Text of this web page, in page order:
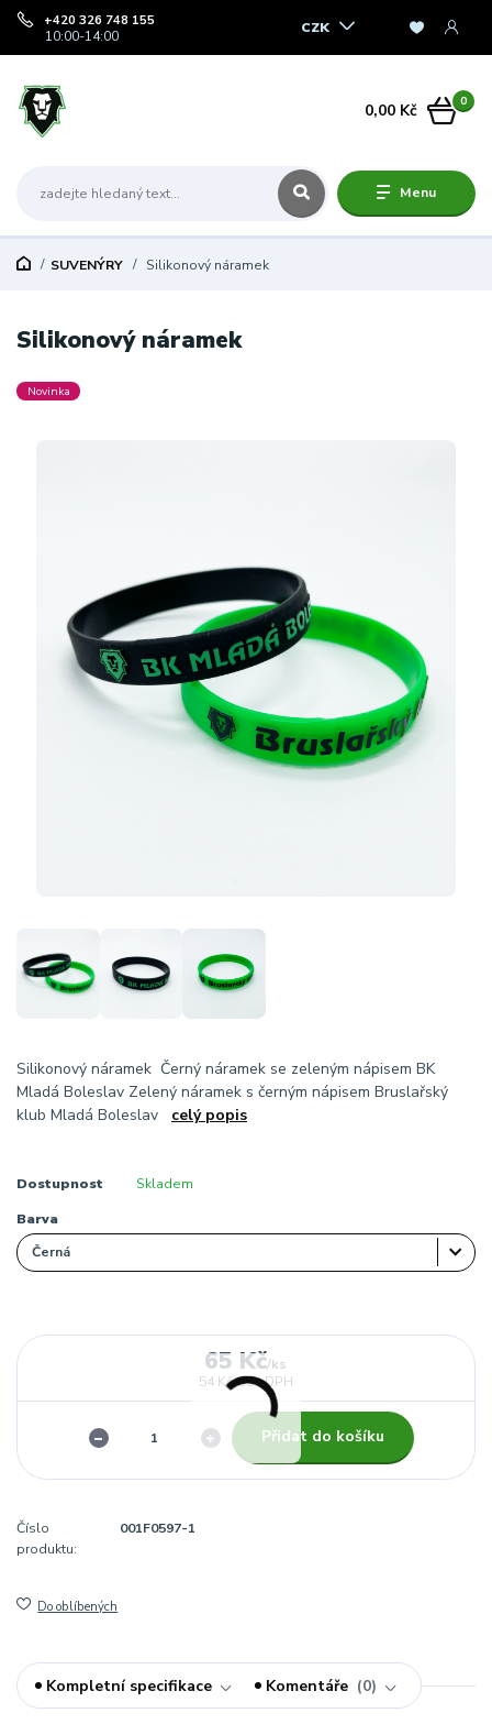
Menu
CZK
+420 326 748 155
10:00-14:00
0
0,00 Kč
SUVENÝRY Silikonový náramek
Silikonový náramek
Novinka
Silikonový náramek Černý náramek se zeleným nápisem BK
Mladá Boleslav Zelený náramek s černým nápisem Bruslařský
klub Mladá Boleslav celý popis
Dostupnost Skladem
Barva
65 Kč/ks
54 Kč bez DPH
Přidat do košíku
Číslo
produktu:
001F0597-1
Do oblíbených
Kompletní specifikace Komentáře 0